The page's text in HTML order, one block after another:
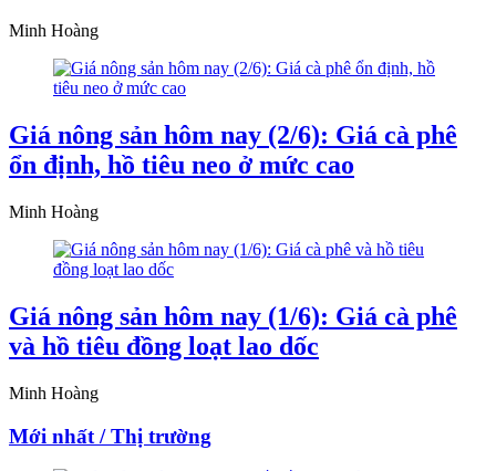
Minh Hoàng
Giá nông sản hôm nay (2/6): Giá cà phê
ổn định, hồ tiêu neo ở mức cao
Minh Hoàng
Giá nông sản hôm nay (1/6): Giá cà phê
và hồ tiêu đồng loạt lao dốc
Minh Hoàng
Mới nhất / Thị trường